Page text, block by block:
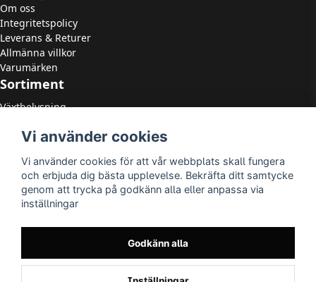
Om oss
Integritetspolicy
Leverans & Returer
Allmänna villkor
Varumärken
Sortiment
Växtbelysning
LED Paneler
LED Downlights
LED Takarmaturer
Tillbehör
OUTLED
LED-lister
Inomhusbelysning
Vi använder cookies
Vi använder cookies för att vår webbplats skall fungera
och erbjuda dig bästa upplevelse. Bekräfta ditt samtycke
genom att trycka på godkänn alla eller anpassa via
inställningar
Godkänn alla